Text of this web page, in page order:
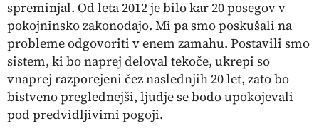
spreminjal. Od leta 2012 je bilo kar 20 posegov v
pokojninsko zakonodajo. Mi pa smo poskušali na
probleme odgovoriti v enem zamahu. Postavili smo
sistem, ki bo naprej deloval tekoče, ukrepi so
vnaprej razporejeni čez naslednjih 20 let, zato bo
bistveno preglednejši, ljudje se bodo upokojevali
pod predvidljivimi pogoji.